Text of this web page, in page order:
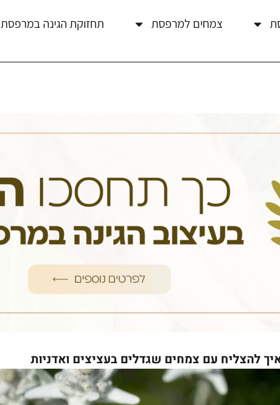
צמחים למרפסת תחזוקת הגינה במרפסת
להצליח עם צמחים שגדלים בעציצים ואדניות